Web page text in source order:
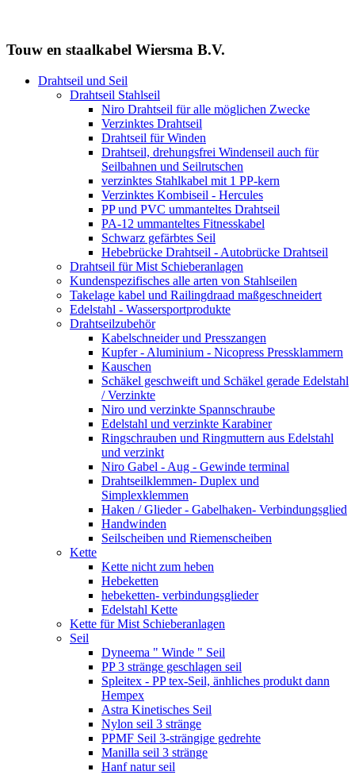
Touw en staalkabel Wiersma B.V.
Drahtseil und Seil
Drahtseil Stahlseil
Niro Drahtseil für alle möglichen Zwecke
Verzinktes Drahtseil
Drahtseil für Winden
Drahtseil, drehungsfrei Windenseil auch für
Seilbahnen und Seilrutschen
verzinktes Stahlkabel mit 1 PP-kern
Verzinktes Kombiseil - Hercules
PP und PVC ummanteltes Drahtseil
PA-12 ummanteltes Fitnesskabel
Schwarz gefärbtes Seil
Hebebrücke Drahtseil - Autobrücke Drahtseil
Drahtseil für Mist Schieberanlagen
Kundenspezifisches alle arten von Stahlseilen
Takelage kabel und Railingdraad maßgeschneidert
Edelstahl - Wassersportprodukte
Drahtseilzubehör
Kabelschneider und Presszangen
Kupfer - Aluminium - Nicopress Pressklammern
Kauschen
Schäkel geschweift und Schäkel gerade Edelstahl
/ Verzinkte
Niro und verzinkte Spannschraube
Edelstahl und verzinkte Karabiner
Ringschrauben und Ringmuttern aus Edelstahl
und verzinkt
Niro Gabel - Aug - Gewinde terminal
Drahtseilklemmen- Duplex und
Simplexklemmen
Haken / Glieder - Gabelhaken- Verbindungsglied
Handwinden
Seilscheiben und Riemenscheiben
Kette
Kette nicht zum heben
Hebeketten
hebeketten- verbindungsglieder
Edelstahl Kette
Kette für Mist Schieberanlagen
Seil
Dyneema " Winde " Seil
PP 3 stränge geschlagen seil
Spleitex - PP tex-Seil, änhliches produkt dann
Hempex
Astra Kinetisches Seil
Nylon seil 3 stränge
PPMF Seil 3-strängige gedrehte
Manilla seil 3 stränge
Hanf natur seil